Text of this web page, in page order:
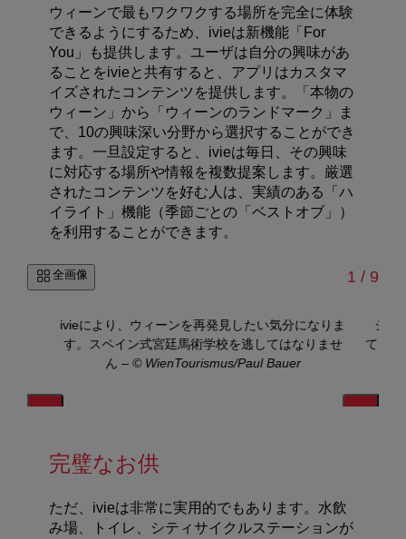
ウィーンで最もワクワクする場所を完全に体験
できるようにするため、ivieは新機能「For
You」も提供します。ユーザは自分の興味があ
ることをivieと共有すると、アプリはカスタマ
イズされたコンテンツを提供します。「本物の
ウィーン」から「ウィーンのランドマーク」ま
で、10の興味深い分野から選択することができ
ます。一旦設定すると、ivieは毎日、その興味
に対応する場所や情報を複数提案します。厳選
されたコンテンツを好む人は、実績のある「ハ
イライト」機能（季節ごとの「ベストオブ」）
を利用することができます。
全画像 1 // 9
ivieにより、ウィーンを再発見したい気分になりま
す。スペイン式宮廷馬術学校を逃してはなりませ
ん – © WienTourismus/Paul Bauer
シュ
て、
完璧なお供
ただ、ivieは非常に実用的でもあります。水飲
み場、トイレ、シティサイクルステーションが